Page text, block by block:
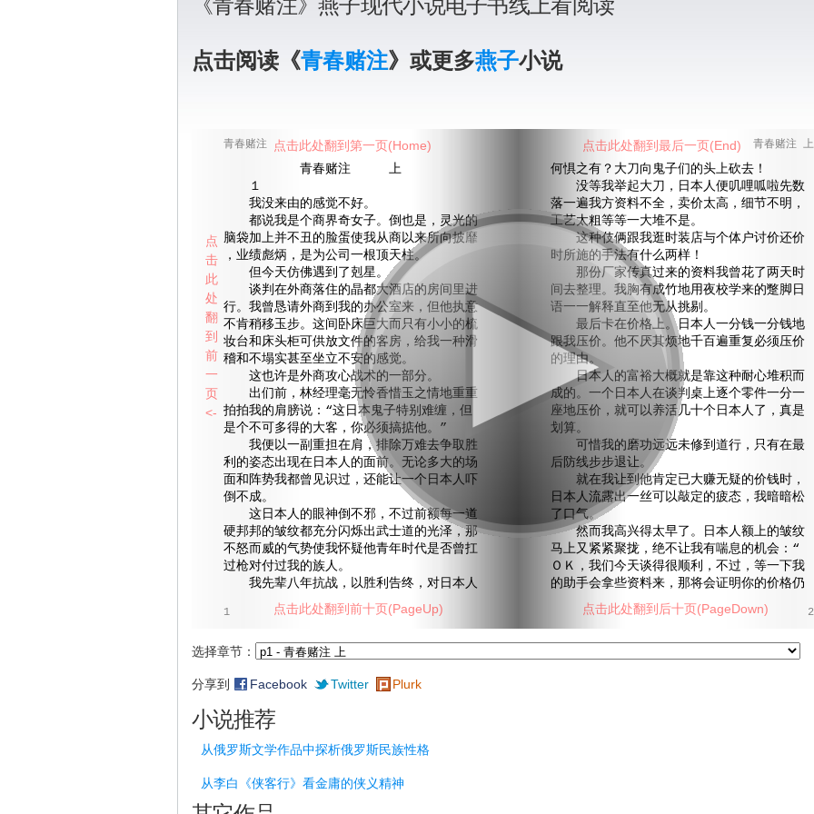
《青春赌注》燕子现代小说电子书线上看阅读
点击阅读《青春赌注》或更多燕子小说
青春赌注 青春赌注 上
青春赌注 上
１
我没来由的感觉不好。
都说我是个商界奇女子。倒也是，灵光的
脑袋加上并不丑的脸蛋使我从商以来所向披靡
，业绩彪炳，是为公司一根顶天柱。
但今天仿佛遇到了剋星。
谈判在外商落住的晶都大酒店的房间里进
行。我曾恳请外商到我的办公室来，但他执意
不肯稍移玉步。这间卧床巨大而只有小小的梳
妆台和床头柜可供放文件的客房，给我一种滑
稽和不塌实甚至坐立不安的感觉。
这也许是外商攻心战术的一部分。
出们前，林经理毫无怜香惜玉之情地重重
拍拍我的肩膀说：“这日本鬼子特别难缠，但
是个不可多得的大客，你必须搞掂他。”
我便以一副重担在肩，排除万难去争取胜
利的姿态出现在日本人的面前。无论多大的场
面和阵势我都曾见识过，还能让一个日本人吓
倒不成。
这日本人的眼神倒不邪，不过前额每一道
硬邦邦的皱纹都充分闪烁出武士道的光泽，那
不怒而威的气势使我怀疑他青年时代是否曾扛
过枪对付过我的族人。
我先辈八年抗战，以胜利告终，对日本人
何惧之有？大刀向鬼子们的头上砍去！
没等我举起大刀，日本人便叽哩呱啦先数
落一遍我方资料不全，卖价太高，细节不明，
工艺太粗等等一大堆不是。
这种伎俩跟我逛时装店与个体户讨价还价
时所施的手法有什么两样！
那份厂家传真过来的资料我曾花了两天时
间去整理。我胸有成竹地用夜校学来的蹩脚日
语一一解释直至他无从挑剔。
最后卡在价格上。日本人一分钱一分钱地
跟我压价。他不厌其烦地千百遍重复必须压价
的理由。
日本人的富裕大概就是靠这种耐心堆积而
成的。一个日本人在谈判桌上逐个零件一分一
座地压价，就可以养活几十个日本人了，真是
划算。
可惜我的磨功远远未修到道行，只有在最
后防线步步退让。
就在我让到他肯定已大赚无疑的价钱时，
日本人流露出一丝可以敲定的疲态，我暗暗松
了口气。
然而我高兴得太早了。日本人额上的皱纹
马上又紧紧聚拢，绝不让我有喘息的机会：“
ＯＫ，我们今天谈得很顺利，不过，等一下我
的助手会拿些资料来，那将会证明你的价格仍
1 2
选择章节：
分享到 Facebook Twitter Plurk
点击此处翻到第一页(Home) 点击此处翻到最后一页(End)
点击此处翻到前十页(PageUp) 点击此处翻到后十页(PageDown)
点
击
此
处
翻
到
前
一
页
<-
小说推荐
从俄罗斯文学作品中探析俄罗斯民族性格
从李白《侠客行》看金庸的侠义精神